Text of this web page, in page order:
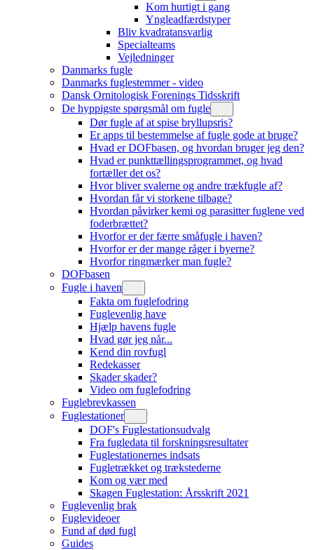
Kom hurtigt i gang
Yngleadfærdstyper
Bliv kvadratansvarlig
Specialteams
Vejledninger
Danmarks fugle
Danmarks fuglestemmer - video
Dansk Ornitologisk Forenings Tidsskrift
De hyppigste spørgsmål om fugle
Dør fugle af at spise bryllupsris?
Er apps til bestemmelse af fugle gode at bruge?
Hvad er DOFbasen, og hvordan bruger jeg den?
Hvad er punkttællingsprogrammet, og hvad
fortæller det os?
Hvor bliver svalerne og andre trækfugle af?
Hvordan får vi storkene tilbage?
Hvordan påvirker kemi og parasitter fuglene ved
foderbrættet?
Hvorfor er der færre småfugle i haven?
Hvorfor er der mange råger i byerne?
Hvorfor ringmærker man fugle?
DOFbasen
Fugle i haven
Fakta om fuglefodring
Fuglevenlig have
Hjælp havens fugle
Hvad gør jeg når...
Kend din rovfugl
Redekasser
Skader skader?
Video om fuglefodring
Fuglebrevkassen
Fuglestationer
DOF's Fuglestationsudvalg
Fra fugledata til forskningsresultater
Fuglestationernes indsats
Fugletrækket og trækstederne
Kom og vær med
Skagen Fuglestation: Årsskrift 2021
Fuglevenlig brak
Fuglevideoer
Fund af død fugl
Guides